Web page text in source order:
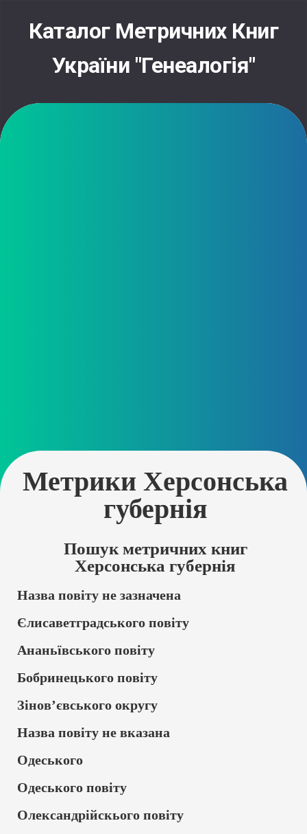
contentКаталог Метричних Книг
України "Генеалогія"
Метрики Херсонська
губернія
Пошук метричних книг
Херсонська губернія
Назва повіту не зазначена
Єлисаветградського повіту
Ананьївського повіту
Бобринецького повіту
Зінов’євського округу
Назва повіту не вказана
Одеського
Одеського повіту
Олександрійскього повіту